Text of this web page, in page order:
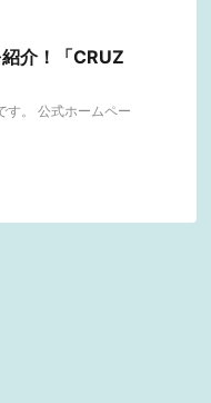
介！「CRUZ
す。 公式ホームペー